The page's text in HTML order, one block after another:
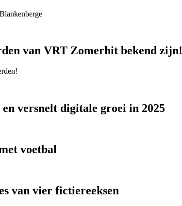
van VRT Zomerhit bekend zijn!
versnelt digitale groei in 2025
voetbal
van vier fictiereeksen